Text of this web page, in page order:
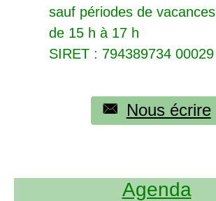
sauf périodes de vacances
de 15 h à 17 h
SIRET: 794389734 00029
Nous écrire
Agenda